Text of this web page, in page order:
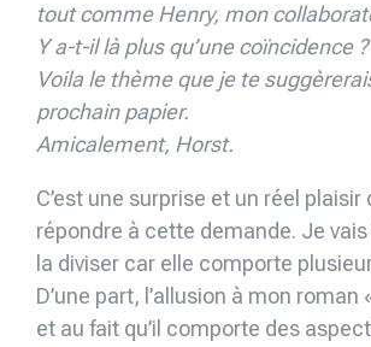
tout comme Henry, mon
Y a-t-il là plus qu’une coïncidence ?
Voila le thème que je te
prochain papier.
Amicalement, Horst.
C’est une surprise et un réel plaisir
répondre à cette demande. Je vais
la diviser car elle comporte
D’une part, l’allusion à mon roman
et au fait qu’il comporte des